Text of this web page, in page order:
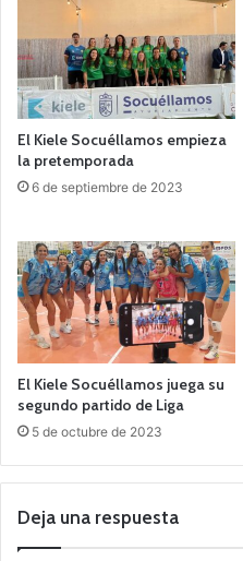
El Kiele Socuéllamos empieza
la pretemporada
6 de septiembre de 2023
El Kiele Socuéllamos juega su
segundo partido de Liga
5 de octubre de 2023
Deja una respuesta